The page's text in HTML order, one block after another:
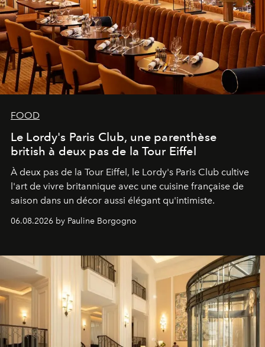
FOOD
Le Lordy's Paris Club, une parenthèse
british à deux pas de la Tour Eiffel
À deux pas de la Tour Eiffel, le Lordy's Paris Club cultive
l'art de vivre britannique avec une cuisine française de
saison dans un décor aussi élégant qu'intimiste.
06.08.2026 by Pauline Borgogno